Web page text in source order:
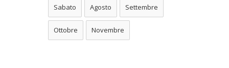
Sabato Agosto Settembre
Ottobre Novembre